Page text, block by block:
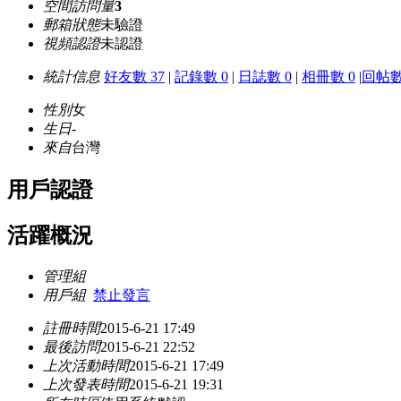
空間訪問量3
郵箱狀態未驗證
視頻認證未認證
統計信息 好友數 37 | 記錄數 0 | 日誌數 0 | 相冊數 0 |回帖
性別女
生日-
來自台灣
用戶認證
活躍概況
管理組
用戶組 禁止發言
註冊時間2015-6-21 17:49
最後訪問2015-6-21 22:52
上次活動時間2015-6-21 17:49
上次發表時間2015-6-21 19:31